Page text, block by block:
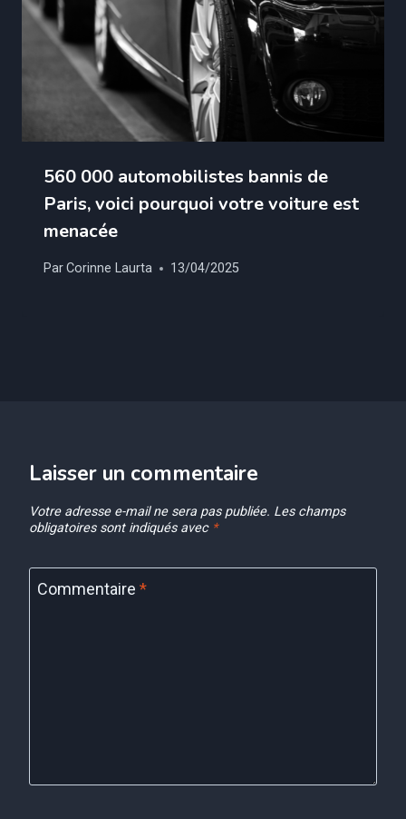
560 000 automobilistes bannis de
Paris, voici pourquoi votre voiture est
menacée
ParCorinne Laurta 13/04/2025
Laisser un commentaire
Votre adresse e-mail ne sera pas publiée. Les champs
obligatoires sont indiqués avec *
Commentaire *